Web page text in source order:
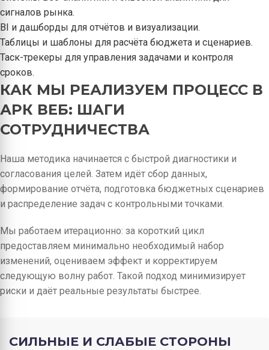
сигналов рынка.
BI и дашборды для отчётов и визуализации.
Таблицы и шаблоны для расчёта бюджета и сценариев.
Таск-трекеры для управления задачами и контроля
сроков.
КАК МЫ РЕАЛИЗУЕМ ПРОЦЕСС В
АРК ВЕБ: ШАГИ
СОТРУДНИЧЕСТВА
Наша методика начинается с быстрой диагностики и
согласования целей. Затем идёт сбор данных,
формирование отчёта, подготовка бюджетных сценариев
и распределение задач с контрольными точками.
Мы работаем итерационно: за короткий цикл
предоставляем минимально необходимый набор
изменений, оцениваем эффект и корректируем
следующую волну работ. Такой подход минимизирует
риски и даёт реальные результаты быстрее.
СИЛЬНЫЕ И СЛАБЫЕ СТОРОНЫ